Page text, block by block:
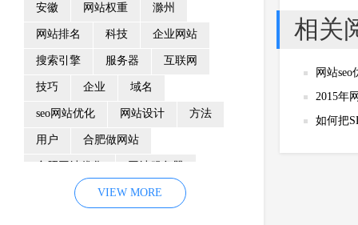
安徽 网站权重 滁州
网站排名 科技 企业网站
搜索引擎 服务器 互联网
技巧 企业 域名
seo网站优化 网站设计 方法
用户 合肥做网站
优化 网站降权
VIEW MORE
相关
网站
2015年
如何把